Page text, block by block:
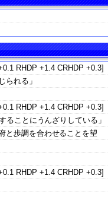
RHDP +1.4 CRHDP +0.3]
られる」
RHDP +1.4 CRHDP +0.3]
ことにうんざりしている」
と歩調を合わせることを望
RHDP +1.4 CRHDP +0.3]